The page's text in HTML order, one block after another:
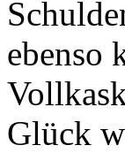
ebenso
Glück